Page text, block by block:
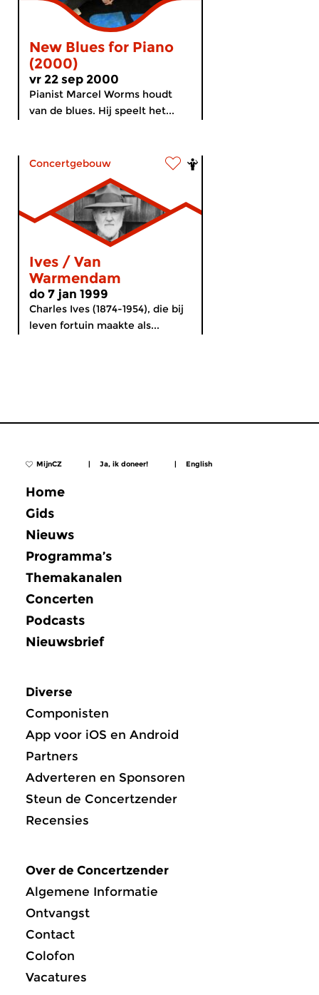
New Blues for Piano
(2000)
vr 22 sep 2000
Pianist Marcel Worms houdt
van de blues. Hij speelt het...
Concertgebouw
Ives / Van
Warmendam
do 7 jan 1999
Charles Ives (1874-1954), die bij
leven fortuin maakte als...
MijnCZ | Ja, ik doneer! | English
Home
Gids
Nieuws
Programma’s
Themakanalen
Concerten
Podcasts
Nieuwsbrief
Diverse
Componisten
App voor iOS en Android
Partners
Adverteren en Sponsoren
Steun de Concertzender
Recensies
Over de Concertzender
Algemene Informatie
Ontvangst
Contact
Colofon
Vacatures